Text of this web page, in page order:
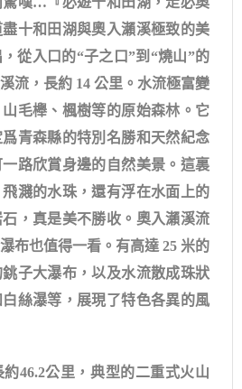
十和田湖與奧入瀨溪極致的美
從入口的“子之口”到“燒山”的
流，長約 14 公里。水流極富變
毛櫸、楓樹等的原始森林。它
青森縣的特別名勝和天然紀念
路欣賞身邊的自然美景。這裏
濺的水珠，還有浮在水面上的
，真是美不勝收。奧入瀨溪流
布也值得一看。有高達 25 米的
子大瀑布，以及水流散成珠狀
絲瀑等，展現了特色各異的風
約46.2公里，典型的二重式火山